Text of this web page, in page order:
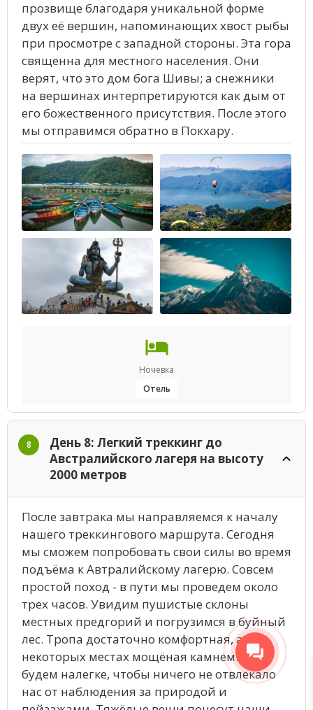
прозвище благодаря уникальной форме
двух её вершин, напоминающих хвост рыбы
при просмотре с западной стороны. Эта гора
священна для местного населения. Они
верят, что это дом бога Шивы; а снежники
на вершинах интерпретируются как дым от
его божественного присутствия. После этого
мы отправимся обратно в Покхару.
Ночевка
Отель
8
День 8: Легкий треккинг до
Австралийского лагеря на высоту
2000 метров
После завтрака мы направляемся к началу
нашего треккингового маршрута. Сегодня
мы сможем попробовать свои силы во время
подъёма к Автралийскому лагерю. Совсем
простой поход - в пути мы проведем около
трех часов. Увидим пушистые склоны
местных предгорий и погрузимся в буйный
лес. Тропа достаточно комфортная, а в
некоторых местах мощёная камнем. Идти
будем налегке, чтобы ничего не отвлекало
нас от наблюдения за природой и